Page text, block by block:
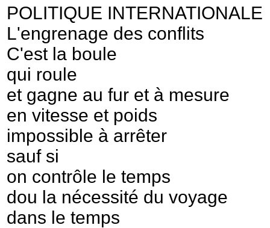
POLITIQUE INTERNATIONALE
L'engrenage des conflits
C'est la boule
qui roule
et gagne au fur et à mesure
en vitesse et poids
impossible à arrêter
sauf si
on contrôle le temps
dou la nécessité du voyage
dans le temps